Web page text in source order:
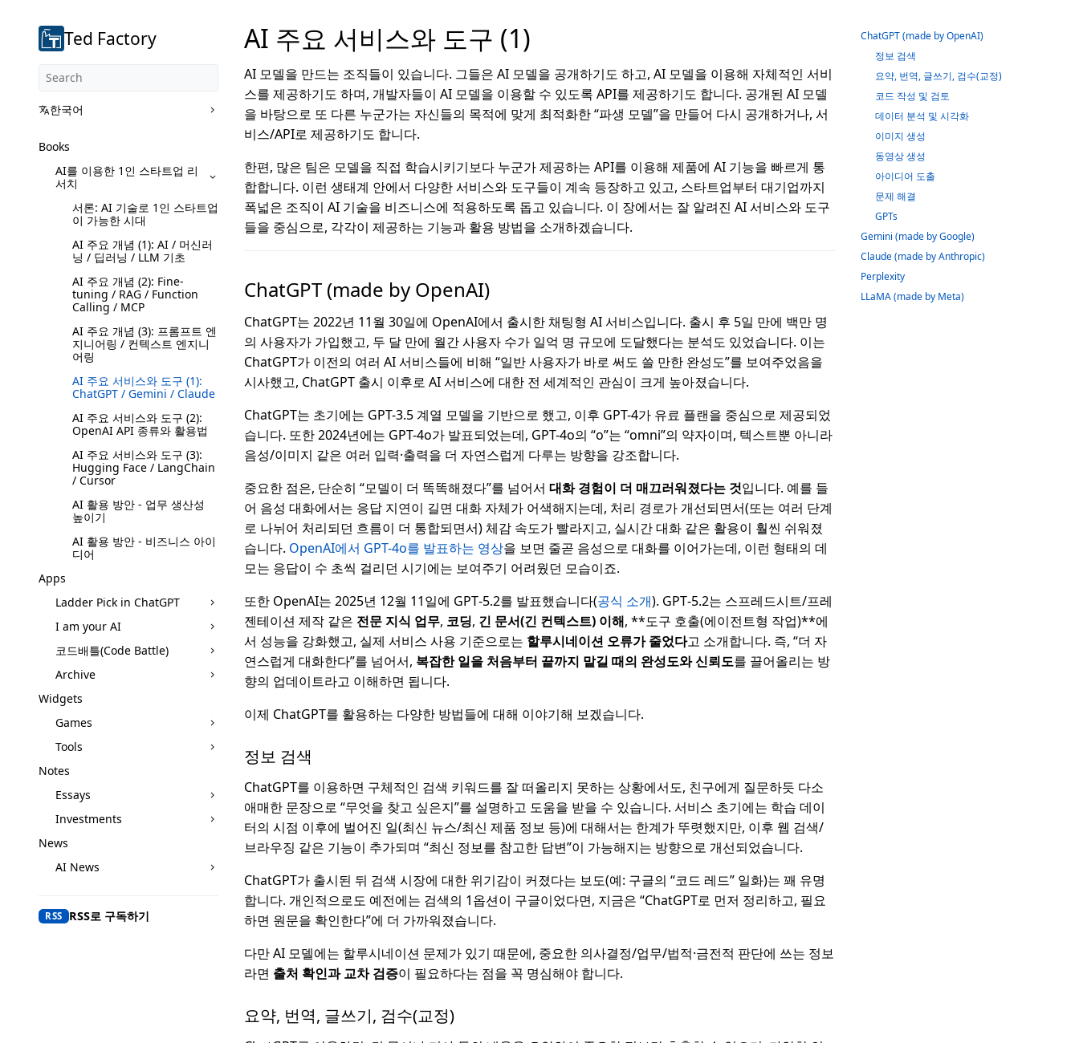
Ted Factory
한국어
Books
AI를 이용한 1인 스타트업 리
서치
서론: AI 기술로 1인 스타트업
이 가능한 시대
AI 주요 개념 (1): AI / 머신러
닝 / 딥러닝 / LLM 기초
AI 주요 개념 (2): Fine-
tuning / RAG / Function
Calling / MCP
AI 주요 개념 (3): 프롬프트 엔
지니어링 / 컨텍스트 엔지니
어링
AI 주요 서비스와 도구 (1):
ChatGPT / Gemini / Claude
AI 주요 서비스와 도구 (2):
OpenAI API 종류와 활용법
AI 주요 서비스와 도구 (3):
Hugging Face / LangChain
/ Cursor
AI 활용 방안 - 업무 생산성
높이기
AI 활용 방안 - 비즈니스 아이
디어
Apps
Ladder Pick in ChatGPT
I am your AI
코드배틀(Code Battle)
Archive
Widgets
Games
Tools
Notes
Essays
Investments
News
AI News
RSS RSS로 구독하기
AI 주요 서비스와 도구 (1)
AI 모델을 만드는 조직들이 있습니다. 그들은 AI 모델을 공개하기도 하고, AI 모델을 이용해 자체적인 서비
스를 제공하기도 하며, 개발자들이 AI 모델을 이용할 수 있도록 API를 제공하기도 합니다. 공개된 AI 모델
을 바탕으로 또 다른 누군가는 자신들의 목적에 맞게 최적화한 “파생 모델”을 만들어 다시 공개하거나, 서
비스/API로 제공하기도 합니다.
한편, 많은 팀은 모델을 직접 학습시키기보다 누군가 제공하는 API를 이용해 제품에 AI 기능을 빠르게 통
합합니다. 이런 생태계 안에서 다양한 서비스와 도구들이 계속 등장하고 있고, 스타트업부터 대기업까지
폭넓은 조직이 AI 기술을 비즈니스에 적용하도록 돕고 있습니다. 이 장에서는 잘 알려진 AI 서비스와 도구
들을 중심으로, 각각이 제공하는 기능과 활용 방법을 소개하겠습니다.
ChatGPT (made by OpenAI)
ChatGPT는 2022년 11월 30일에 OpenAI에서 출시한 채팅형 AI 서비스입니다. 출시 후 5일 만에 백만 명
의 사용자가 가입했고, 두 달 만에 월간 사용자 수가 일억 명 규모에 도달했다는 분석도 있었습니다. 이는
ChatGPT가 이전의 여러 AI 서비스들에 비해 “일반 사용자가 바로 써도 쓸 만한 완성도”를 보여주었음을
시사했고, ChatGPT 출시 이후로 AI 서비스에 대한 전 세계적인 관심이 크게 높아졌습니다.
ChatGPT는 초기에는 GPT-3.5 계열 모델을 기반으로 했고, 이후 GPT-4가 유료 플랜을 중심으로 제공되었
습니다. 또한 2024년에는 GPT-4o가 발표되었는데, GPT-4o의 “o”는 “omni”의 약자이며, 텍스트뿐 아니라
음성/이미지 같은 여러 입력·출력을 더 자연스럽게 다루는 방향을 강조합니다.
중요한 점은, 단순히 “모델이 더 똑똑해졌다”를 넘어서 대화 경험이 더 매끄러워졌다는 것입니다. 예를 들
어 음성 대화에서는 응답 지연이 길면 대화 자체가 어색해지는데, 처리 경로가 개선되면서(또는 여러 단계
로 나뉘어 처리되던 흐름이 더 통합되면서) 체감 속도가 빨라지고, 실시간 대화 같은 활용이 훨씬 쉬워졌
습니다. OpenAI에서 GPT-4o를 발표하는 영상을 보면 줄곧 음성으로 대화를 이어가는데, 이런 형태의 데
모는 응답이 수 초씩 걸리던 시기에는 보여주기 어려웠던 모습이죠.
또한 OpenAI는 2025년 12월 11일에 GPT‑5.2를 발표했습니다(공식 소개). GPT‑5.2는 스프레드시트/프레
젠테이션 제작 같은 전문 지식 업무, 코딩, 긴 문서(긴 컨텍스트) 이해, **도구 호출(에이전트형 작업)**에
서 성능을 강화했고, 실제 서비스 사용 기준으로는 할루시네이션 오류가 줄었다고 소개합니다. 즉, “더 자
연스럽게 대화한다”를 넘어서, 복잡한 일을 처음부터 끝까지 맡길 때의 완성도와 신뢰도를 끌어올리는 방
향의 업데이트라고 이해하면 됩니다.
이제 ChatGPT를 활용하는 다양한 방법들에 대해 이야기해 보겠습니다.
정보 검색
ChatGPT를 이용하면 구체적인 검색 키워드를 잘 떠올리지 못하는 상황에서도, 친구에게 질문하듯 다소
애매한 문장으로 “무엇을 찾고 싶은지”를 설명하고 도움을 받을 수 있습니다. 서비스 초기에는 학습 데이
터의 시점 이후에 벌어진 일(최신 뉴스/최신 제품 정보 등)에 대해서는 한계가 뚜렷했지만, 이후 웹 검색/
브라우징 같은 기능이 추가되며 “최신 정보를 참고한 답변”이 가능해지는 방향으로 개선되었습니다.
ChatGPT가 출시된 뒤 검색 시장에 대한 위기감이 커졌다는 보도(예: 구글의 “코드 레드” 일화)는 꽤 유명
합니다. 개인적으로도 예전에는 검색의 1옵션이 구글이었다면, 지금은 “ChatGPT로 먼저 정리하고, 필요
하면 원문을 확인한다”에 더 가까워졌습니다.
다만 AI 모델에는 할루시네이션 문제가 있기 때문에, 중요한 의사결정/업무/법적·금전적 판단에 쓰는 정보
라면 출처 확인과 교차 검증이 필요하다는 점을 꼭 명심해야 합니다.
요약, 번역, 글쓰기, 검수(교정)
ChatGPT (made by OpenAI)
정보 검색
요약, 번역, 글쓰기, 검수(교정)
코드 작성 및 검토
데이터 분석 및 시각화
이미지 생성
동영상 생성
아이디어 도출
문제 해결
GPTs
Gemini (made by Google)
Claude (made by Anthropic)
Perplexity
LLaMA (made by Meta)